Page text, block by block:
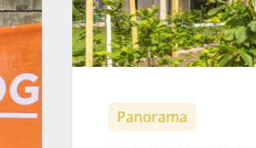
Panorama